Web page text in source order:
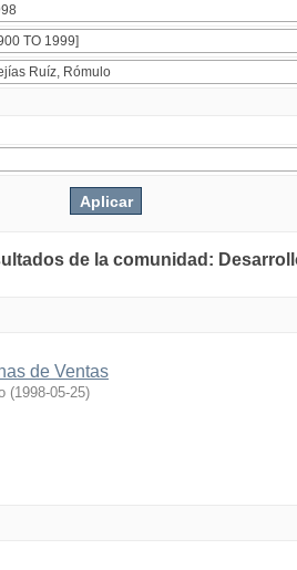
de la comunidad:
de Ventas
(1998-05-25)